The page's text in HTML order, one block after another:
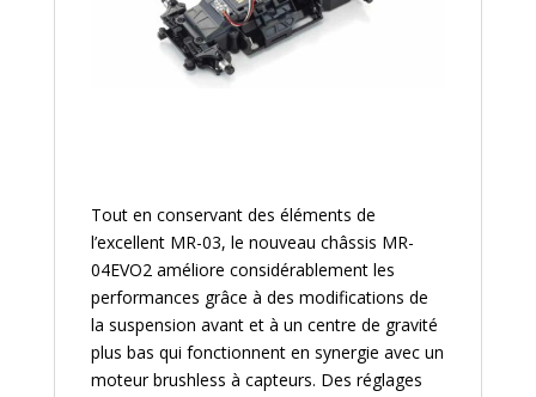
Tout en conservant des éléments de
l’excellent MR-03, le nouveau châssis MR-
04EVO2 améliore considérablement les
performances grâce à des modifications de
la suspension avant et à un centre de gravité
plus bas qui fonctionnent en synergie avec un
moteur brushless à capteurs. Des réglages